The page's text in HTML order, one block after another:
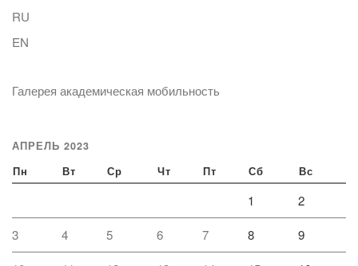
RU
EN
Галерея академическая мобильность
АПРЕЛЬ 2023
Пн Вт Ср Чт Пт Сб Вс
1 2
3 4 5 6 7 8 9